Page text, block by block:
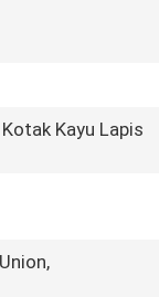
Kayu Lapis